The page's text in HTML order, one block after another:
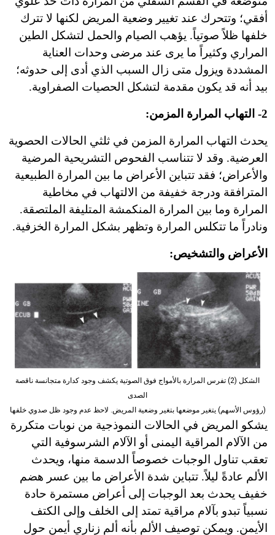
أفقي؛ وتتحرك عند تغيير وضعية المريض لكنها لا تترك
خلفها ظلاً صوتياً. يؤهب الصيام والحمل لتشكل الطين
المراري وكثيراً ما يرى عند مرضى وحدات العناية
المشددة ويزول متى زال السبب الذي أدى إلى حدوثه؛
بيد أنه قد يكون مقدمة لتشكل الحصيات الصفراوية.
2- التهاب المرارة المزمن:
يحدث التهاب المرارة المزمن في ثلثي الحالات الحصوية
العرضية. وقد لا تتناسب الفحوص التشريحية المرضية
والأعراض؛ فقد تتباين الأعراض ما بين المرارة الطبيعية
المترافقة ودرجة خفيفة من الالتهاب في مخاطية
المرارة وما بين المرارة المنكمشة المتليفة الملتصقة.
ونادراً ما تتكلس المرارة وتظهر بشكل المرارة الخزفية.
الأعراض والتشخيص:
الشكل (2) تفرس المرارة بالأمواج فوق الصوتية يكشف وجود كدارة متجانسة ناقصة
الصدى
(رؤوس الأسهم) يتغير موضعها بتغير وضعية المريض. لاحظ عدم وجود ظل صدوي خلفها
يشكو المريض في الحالات النموذجية من نوبات متكررة
من الآلام المراقية اليمنى أو الآلام الشرسوفية التي
تعقب تناول الوجبات خصوصاً الدسمة منها، ويحدث
الألم عادةً ليلاً. تتباين شدة الأعراض ما بين عسر هضم
خفيف يحدث بعد الوجبات إلى أعراض مستمرة حادة
نسبياً تبدو بآلام مراقية تمتد إلى الخلف وإلى الكتف
الأيمن. ويمكن توصيف الألم بأنه ألم زناري أيمن حول